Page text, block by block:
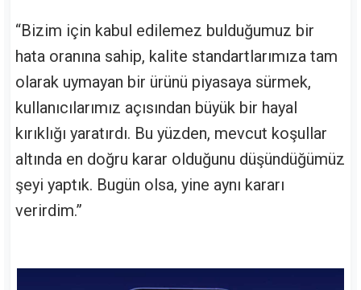
“Bizim için kabul edilemez bulduğumuz bir
hata oranına sahip, kalite standartlarımıza tam
olarak uymayan bir ürünü piyasaya sürmek,
kullanıcılarımız açısından büyük bir hayal
kırıklığı yaratırdı. Bu yüzden, mevcut koşullar
altında en doğru karar olduğunu düşündüğümüz
şeyi yaptık. Bugün olsa, yine aynı kararı
verirdim.”